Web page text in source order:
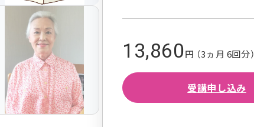
13,860円 （3ヵ月 6回分）
受講申し込み